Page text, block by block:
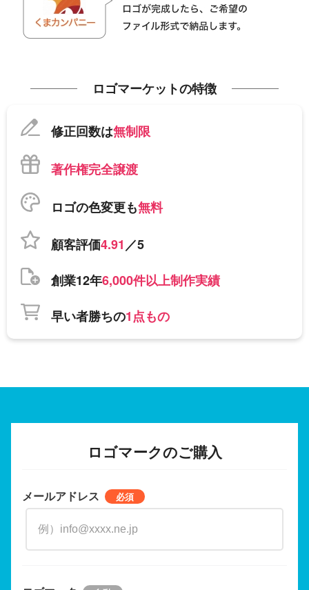
ロゴマーケットの特徴
修正回数は無制限
著作権完全譲渡
ロゴの色変更も無料
顧客評価4.91／5
創業12年6,000件以上制作実績
早い者勝ちの1点もの
ロゴマークのご購入
メールアドレス